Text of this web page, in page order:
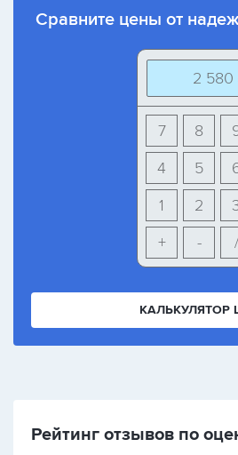
Сравните цены от
2 580
8
7
5
4
2
1
+
- /
КАЛЬКУЛЯТОР
Рейтинг отзывов по